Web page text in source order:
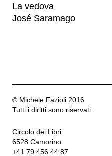
La vedova
José Saramago
© Michele Fazioli 2016
Tutti i diritti sono riservati.
Circolo dei Libri
6528 Camorino
+41 79 456 44 87